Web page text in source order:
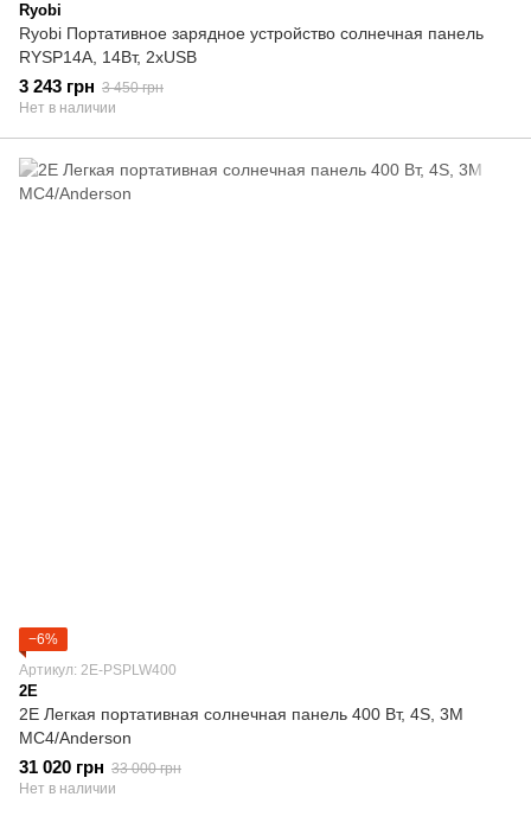
Ryobi
Ryobi Портативное зарядное устройство солнечная панель
RYSP14A, 14Вт, 2xUSB
3 243 грн 3 450 грн
Нет в наличии
−6%
Артикул: 2E-PSPLW400
2E
2E Легкая портативная солнечная панель 400 Вт, 4S, 3M
MC4/Anderson
31 020 грн 33 000 грн
Нет в наличии